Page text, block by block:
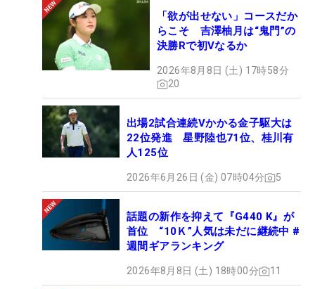
「欲が出せない」コースだか
らこそ 吉澤柚月は“鬼門”の
決勝Rで初Vなるか
2026年8月8日 (土) 17時58分
20
出場2試合連続Vかかる金子駆大は
22位発進 星野陸也71位、桂川有
人125位
2026年6月26日 (金) 07時04分 5
話題の新作を抑えて『G440 K』が
首位 “10Ｋ”人気は未だに継続中 #
週間ギアランキング
2026年8月8日 (土) 18時00分 11